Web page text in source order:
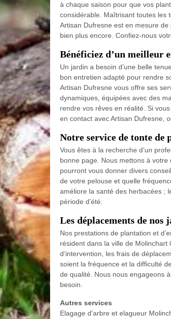
à chaque saison pour que vos
considérable. Maîtrisant toutes les
Artisan Dufresne est en mesure
bien plus encore. Confiez-nous
Bénéficiez d’un meilleur
Un jardin a besoin d’une belle
bon entretien adapté pour rendre
Artisan Dufresne vous offre ses
dynamiques, équipées avec des
rendre vos rêves en réalité. Si
en contact avec Artisan Dufresne,
Notre service de tonte de
Vous êtes à la recherche d’un
bonne page. Nous mettons à
pourront vous donner divers
de votre pelouse et quelle
améliore la santé des herbacées ;
période d’été.
Les déplacements de
Nos prestations de plantation et
résident dans la ville de
d’intervention, les frais de
soient la fréquence et la difficulté
de qualité. Nous nous engageons
besoin.
Autres services
Elagage d'arbre et elagueur